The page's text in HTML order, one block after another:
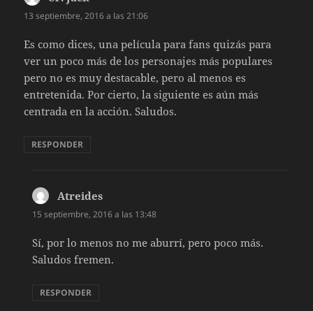
13 septiembre, 2016 a las 21:06
Es como dices, una película para fans quizás para
ver un poco más de los personajes más populares
pero no es muy destacable, pero al menos es
entretenida. Por cierto, la siguiente es aún más
centrada en la acción. Saludos.
RESPONDER
Atreides
15 septiembre, 2016 a las 13:48
Sí, por lo menos no me aburrí, pero poco más.
Saludos fremen.
RESPONDER